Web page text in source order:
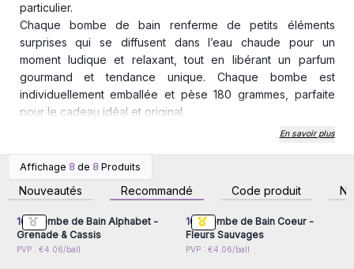
particulier.
Chaque bombe de bain renferme de petits éléments
surprises qui se diffusent dans l’eau chaude pour un
moment ludique et relaxant, tout en libérant un parfum
gourmand et tendance unique. Chaque bombe est
individuellement emballée et pèse 180 grammes, parfaite
pour le cadeau idéal et original.
Disponibles en vente en gros, nos bombes de bain sont
professionnels souhaitant proposer des produits haut de
Le saviez-vous ? 💡En 2023, les bombes de bain colorées
et parfumées sont devenues virales sur TikTok avec le
hashtag #BathBombChallenge : des millions de vidéos
montrent des utilisateurs plongeant ces boules
En savoir plus
Affichage 8 de 8 Produits
Nouveautés Recommandé Code produit
Connectez-vous ou
inscrivez-vous pour
accéder aux prix de gros
16xBombe de Bain Alphabet -
Grenade & Cassis
PVP : €4.06/ball
inscrivez-vous pour
accéder aux prix de gros
16xBombe de Bain Coeur -
Fleurs Sauvages
PVP : €4.06/ball
Connectez-vous ou
Connectez-vous ou